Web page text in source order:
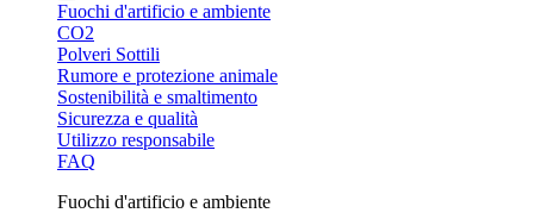
Fuochi d'artificio e ambiente
CO2
Polveri Sottili
Rumore e protezione animale
Sostenibilità e smaltimento
Sicurezza e qualità
Utilizzo responsabile
FAQ
Fuochi d'artificio e ambiente